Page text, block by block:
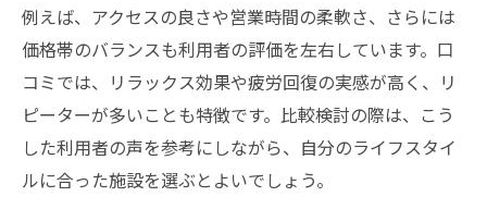
例えば、アクセスの良さや営業時間の柔軟さ、さらには
価格帯のバランスも利用者の評価を左右しています。口
コミでは、リラックス効果や疲労回復の実感が高く、リ
ピーターが多いことも特徴です。比較検討の際は、こう
した利用者の声を参考にしながら、自分のライフスタイ
ルに合った施設を選ぶとよいでしょう。